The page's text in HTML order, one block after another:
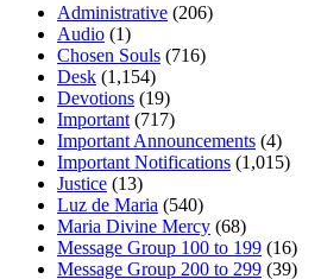
Administrative (206)
Audio (1)
Chosen Souls (716)
Desk (1,154)
Devotions (19)
Important (717)
Important Announcements (4)
Important Notifications (1,015)
Justice (13)
Luz de Maria (540)
Maria Divine Mercy (68)
Message Group 100 to 199 (16)
Message Group 200 to 299 (39)